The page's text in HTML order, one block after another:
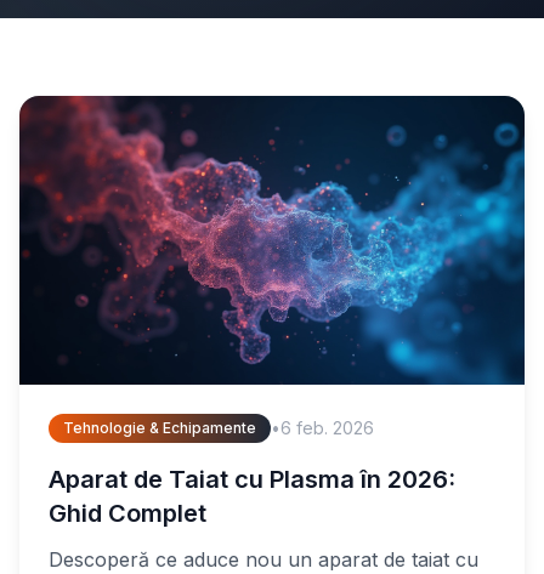
Tehnologie & Echipamente •6 feb. 2026
Aparat de Taiat cu Plasma în 2026:
Ghid Complet
Descoperă ce aduce nou un aparat de taiat cu